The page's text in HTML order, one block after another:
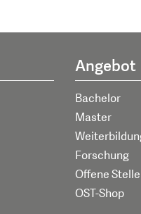
Angebot
Bachelor
Master
Forschung
Offene
OST-Shop